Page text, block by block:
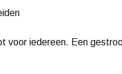
voor iedereen. Een